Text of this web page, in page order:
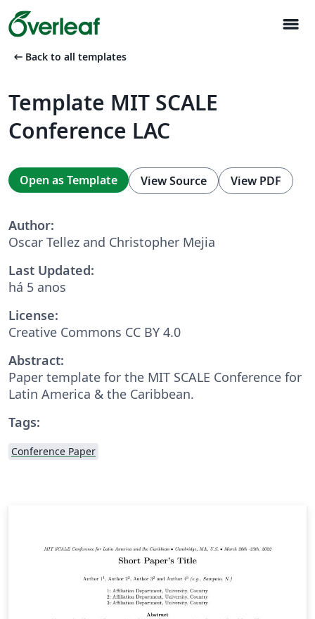
menu
arrow_left_alt Back to all templates
Template MIT SCALE
Conference LAC
Open as Template View Source View PDF
Author:
Oscar Tellez and Christopher Mejia
Last Updated:
há 5 anos
License:
Creative Commons CC BY 4.0
Abstract:
Paper template for the MIT SCALE Conference for
Latin America & the Caribbean.
Tags:
Conference Paper